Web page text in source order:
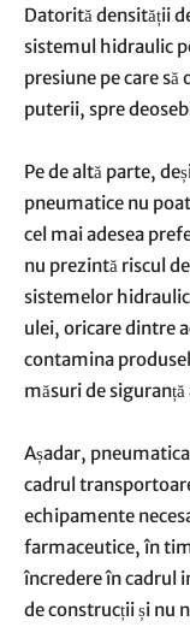
Datorită densității
sistemul hidraulic
presiune pe care
puterii, spre
Pe de altă parte,
pneumatice nu
cel mai adesea
nu prezintă riscul
sistemelor
ulei, oricare dintre
contamina
măsuri de
Așadar,
cadrul
echipamente
farmaceutice, în
încredere în cadrul
de construcții și nu